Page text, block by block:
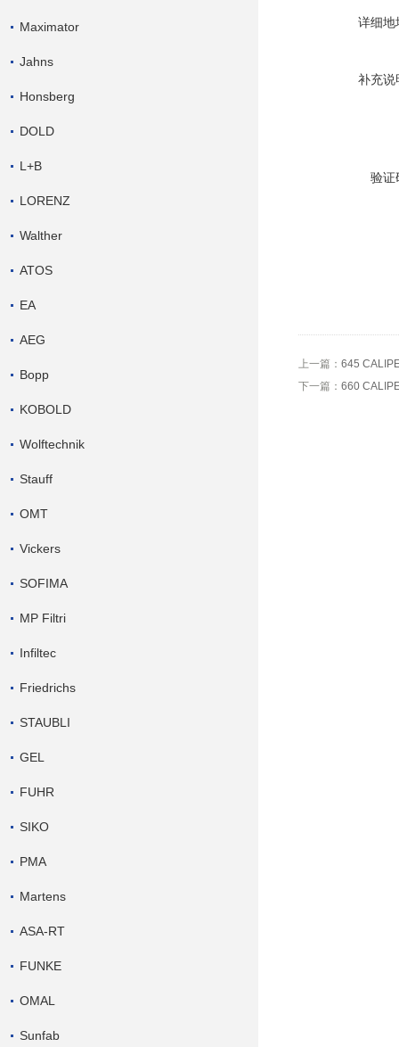
Maximator
Jahns
Honsberg
DOLD
L+B
LORENZ
Walther
ATOS
EA
AEG
Bopp
KOBOLD
Wolftechnik
Stauff
OMT
Vickers
SOFIMA
MP Filtri
Infiltec
Friedrichs
STAUBLI
GEL
FUHR
SIKO
PMA
Martens
ASA-RT
FUNKE
OMAL
Sunfab
详细地
补充说
验证
上一篇： 645
下一篇： 660